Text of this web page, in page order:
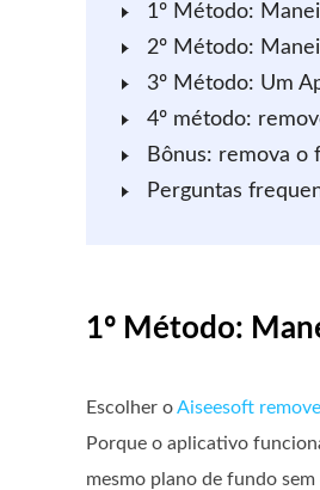
1º Método:
2º Método:
3º Método: Um
4º método:
Bônus: remova o
Perguntas
1º Método:
Escolher oAiseesoft
Porque o aplicativo
mesmo plano de fundo